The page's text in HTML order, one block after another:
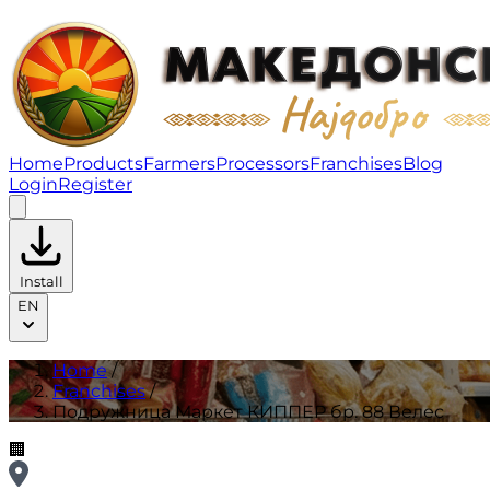
Подружница Маркет КИППЕР бр. 88 Велес |
HomeProductsFarmersProcessorsFranchisesBlog
LoginRegister
Install
EN
Home/
Franchises/
Подружница Маркет КИППЕР бр. 88 Велес
🏢